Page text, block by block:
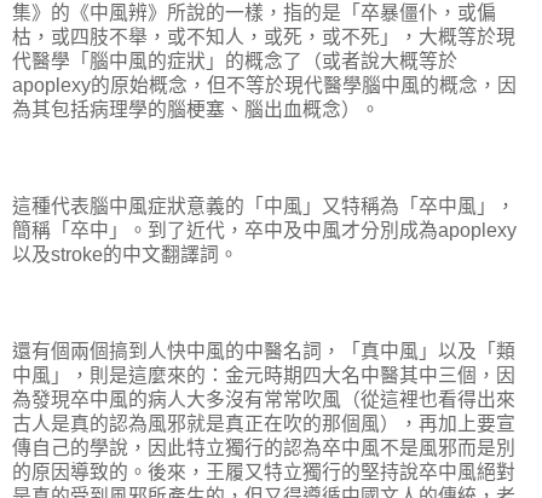
集》的《中風辨》所說的一樣，指的是「卒暴僵仆，或偏
枯，或四肢不舉，或不知人，或死，或不死」，大概等於現
代醫學「腦中風的症狀」的概念了（或者說大概等於
apoplexy的原始概念，但不等於現代醫學腦中風的概念，因
為其包括病理學的腦梗塞、腦出血概念）。
這種代表腦中風症狀意義的「中風」又特稱為「卒中風」，
簡稱「卒中」。到了近代，卒中及中風才分別成為apoplexy
以及stroke的中文翻譯詞。
還有個兩個搞到人快中風的中醫名詞，「真中風」以及「類
中風」，則是這麼來的：金元時期四大名中醫其中三個，因
為發現卒中風的病人大多沒有常常吹風（從這裡也看得出來
古人是真的認為風邪就是真正在吹的那個風），再加上要宣
傳自己的學說，因此特立獨行的認為卒中風不是風邪而是別
的原因導致的。後來，王履又特立獨行的堅持說卒中風絕對